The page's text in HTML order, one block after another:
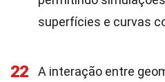
superfícies e curvas
22
A interação entre